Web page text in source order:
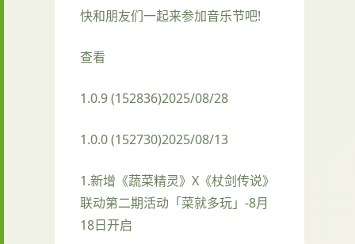
快和朋友们一起来参加音乐节吧!
查看
1.0.9 (152836)2025/08/28
1.0.0 (152730)2025/08/13
1.新增《蔬菜精灵》X《杖剑传说》
联动第二期活动「菜就多玩」-8月
18日开启